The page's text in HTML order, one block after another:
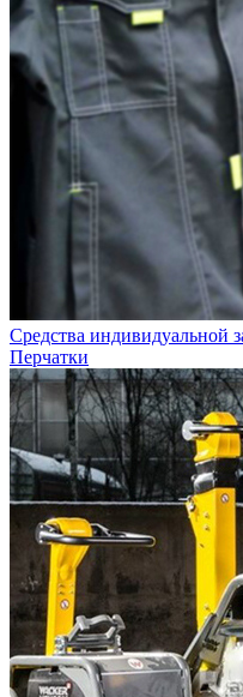
Средства индивидуальной
Перчатки